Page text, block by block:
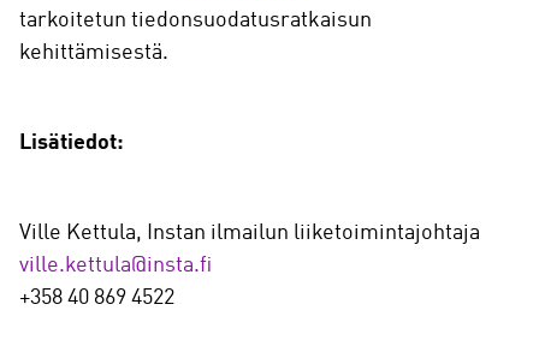
tarkoitetun tiedonsuodatusratkaisun
kehittämisestä.
Lisätiedot:
Ville Kettula, Instan ilmailun liiketoimintajohtaja
ville.kettula@insta.fi
+358 40 869 4522